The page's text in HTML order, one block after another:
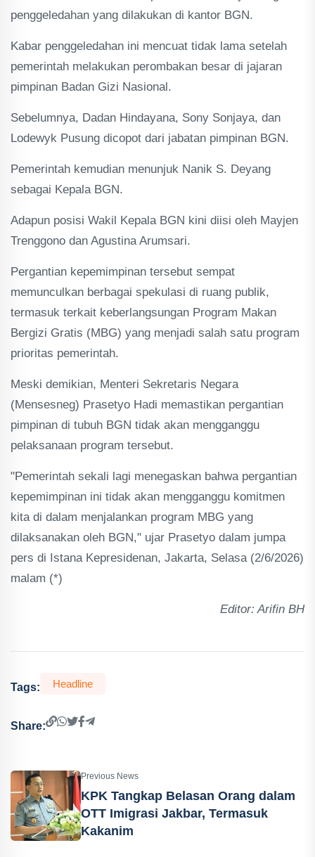
penggeledahan yang dilakukan di kantor BGN.
Kabar penggeledahan ini mencuat tidak lama setelah
pemerintah melakukan perombakan besar di jajaran
pimpinan Badan Gizi Nasional.
Sebelumnya, Dadan Hindayana, Sony Sonjaya, dan
Lodewyk Pusung dicopot dari jabatan pimpinan BGN.
Pemerintah kemudian menunjuk Nanik S. Deyang
sebagai Kepala BGN.
Adapun posisi Wakil Kepala BGN kini diisi oleh Mayjen
Trenggono dan Agustina Arumsari.
Pergantian kepemimpinan tersebut sempat
memunculkan berbagai spekulasi di ruang publik,
termasuk terkait keberlangsungan Program Makan
Bergizi Gratis (MBG) yang menjadi salah satu program
prioritas pemerintah.
Meski demikian, Menteri Sekretaris Negara
(Mensesneg) Prasetyo Hadi memastikan pergantian
pimpinan di tubuh BGN tidak akan mengganggu
pelaksanaan program tersebut.
"Pemerintah sekali lagi menegaskan bahwa pergantian
kepemimpinan ini tidak akan mengganggu komitmen
kita di dalam menjalankan program MBG yang
dilaksanakan oleh BGN," ujar Prasetyo dalam jumpa
pers di Istana Kepresidenan, Jakarta, Selasa (2/6/2026)
malam (*)
Editor: Arifin BH
Tags: Headline
Share:
Previous News
KPK Tangkap Belasan Orang dalam
OTT Imigrasi Jakbar, Termasuk
Kakanim